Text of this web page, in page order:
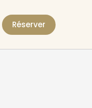
Réserver